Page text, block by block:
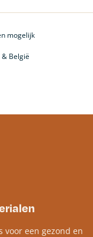
mogelijk
België
een gezond en